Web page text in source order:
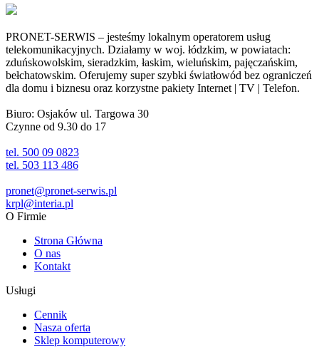
PRONET-SERWIS – jesteśmy lokalnym operatorem usług
telekomunikacyjnych. Działamy w woj. łódzkim, w powiatach:
zduńskowolskim, sieradzkim, łaskim, wieluńskim, pajęczańskim,
bełchatowskim. Oferujemy super szybki światłowód bez ograniczeń
dla domu i biznesu oraz korzystne pakiety Internet | TV | Telefon.
Biuro: Osjaków ul. Targowa 30
Czynne od 9.30 do 17
tel. 500 09 0823
tel. 503 113 486
pronet@pronet-serwis.pl
krpl@interia.pl
O Firmie
Strona Główna
O nas
Kontakt
Usługi
Cennik
Nasza oferta
Sklep komputerowy